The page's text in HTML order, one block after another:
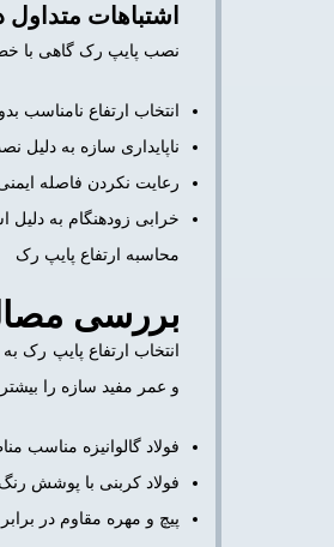
اشتباهات
نصب پایپ رک گاهی با
انتخاب ارتفاع نامناسب
ناپایداری سازه به دلیل
رعایت نکردن فاصله
خرابی زودهنگام به دلیل
محاسبه ارتفاع پایپ رک
بررسی
انتخاب ارتفاع پایپ رک
و عمر مفید سازه را
فولاد گالوانیزه مناسب
فولاد کربنی با پوشش
پیچ و مهره مقاوم در